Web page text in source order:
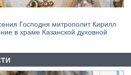
Господня митрополит Кирилл
в храме Казанской духовной